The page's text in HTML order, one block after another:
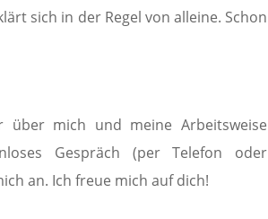
sich in der Regel von alleine. Schon
mich und meine Arbeitsweise
Gespräch (per Telefon oder
an. Ich freue mich auf dich!